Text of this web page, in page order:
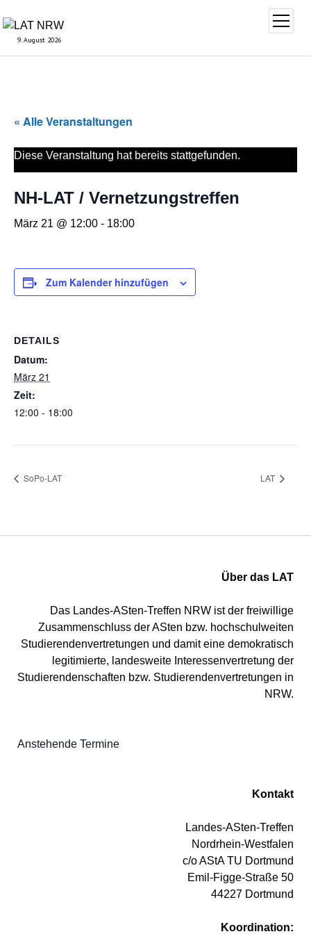
9. August 2026
Menü
öffnen
« Alle Veranstaltungen
Diese Veranstaltung hat bereits stattgefunden.
NH-LAT / Vernetzungstreffen
März 21 @ 12:00 - 18:00
Zum Kalender hinzufügen
DETAILS
Datum:
März 21
Zeit:
12:00 - 18:00
SoPo-LAT LAT
Über das LAT
Das Landes-ASten-Treffen NRW ist der freiwillige
Zusammenschluss der ASten bzw. hochschulweiten
Studierendenvertretungen und damit eine demokratisch
legitimierte, landesweite Interessenvertretung der
Studierendenschaften bzw. Studierendenvertretungen in
NRW.
Anstehende Termine
Kontakt
Landes-ASten-Treffen
Nordrhein-Westfalen
c/o AStA TU Dortmund
Emil-Figge-Straße 50
44227 Dortmund
Koordination: